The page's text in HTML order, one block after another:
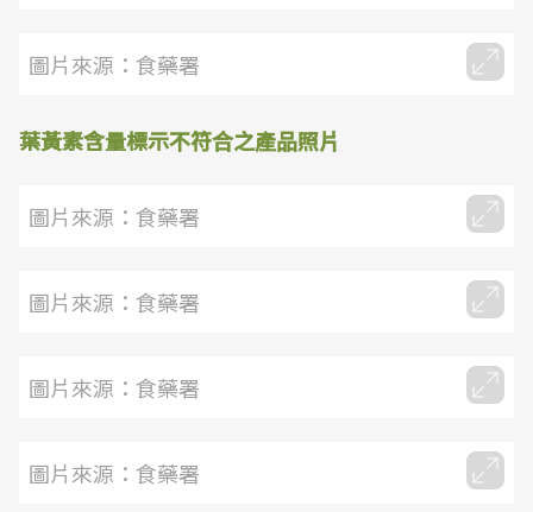
圖片來源：食藥署
葉黃素含量標示不符合之產品照片
圖片來源：食藥署
圖片來源：食藥署
圖片來源：食藥署
圖片來源：食藥署